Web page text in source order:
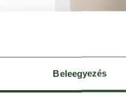
Beleegyezés